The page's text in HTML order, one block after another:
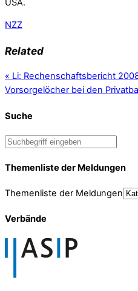
NZZ
Related
« Li: Rechenschaftsbericht
Vorsorgelöcher bei den
Suche
Themenliste der Meldungen
Themenliste der Meldungen
Verbände